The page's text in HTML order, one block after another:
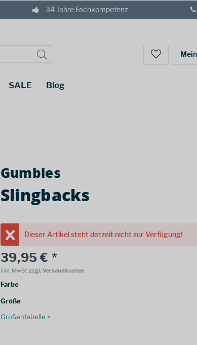
34 Jahre Fachkompetenz
SALE Blog
Gumbies
Slingbacks
Dieser Artikel steht derzeit nicht zur Verfügung!
39,95 € *
inkl. MwSt.zzgl. Versandkosten
Farbe
Größe
Größentabelle >